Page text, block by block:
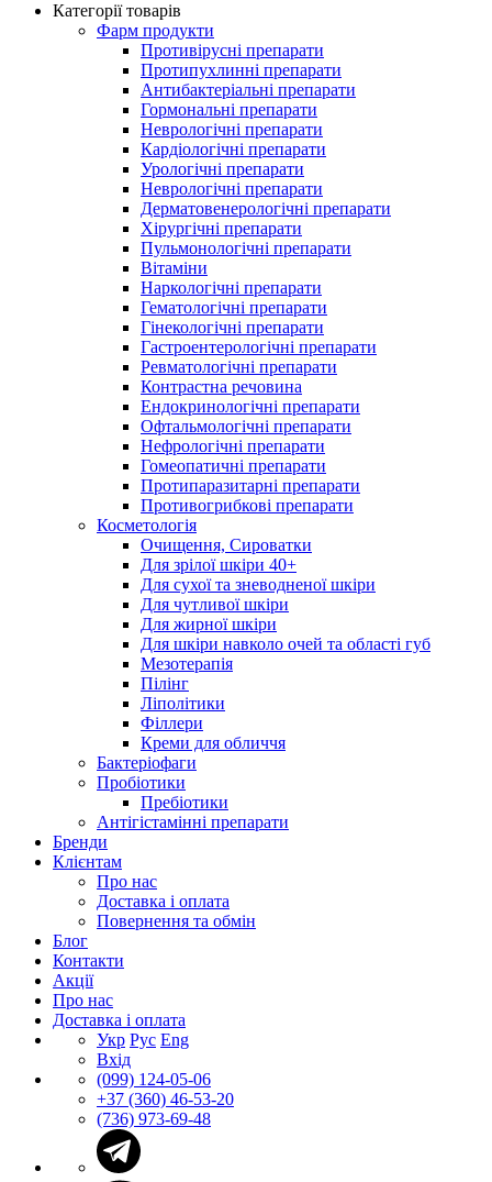
Категорії товарів
Фарм продукти
Противірусні препарати
Протипухлинні препарати
Антибактеріальні препарати
Гормональні препарати
Неврологічні препарати
Кардіологічні препарати
Урологічні препарати
Неврологічні препарати
Дерматовенерологічні препарати
Хірургічні препарати
Пульмонологічні препарати
Вітаміни
Наркологічні препарати
Гематологічні препарати
Гінекологічні препарати
Гастроентерологічні препарати
Ревматологічні препарати
Контрастна речовина
Eндокринологічні препарати
Офтальмологічні препарати
Нефрологічні препарати
Гомеопатичні препарати
Протипаразитарні препарати
Противогрибкові препарати
Косметологія
Очищення, Сироватки
Для зрілої шкіри 40+
Для сухої та зневодненої шкіри
Для чутливої шкіри
Для жирної шкіри
Для шкіри навколо очей та області губ
Мезотерапія
Пілінг
Ліполітики
Філлери
Креми для обличчя
Бактеріофаги
Пробіотики
Пребіотики
Антігістамінні препарати
Бренди
Клієнтам
Про нас
Доставка і оплата
Повернення та обмін
Блог
Контакти
Акції
Про нас
Доставка і оплата
Укр Рус Eng
Вхід
(099) 124-05-06
+37 (360) 46-53-20
(736) 973-69-48